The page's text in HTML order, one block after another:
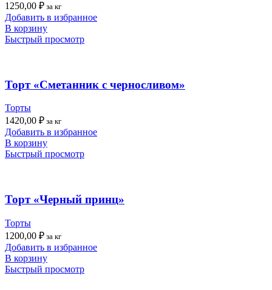
1250,00 ₽ за кг
Добавить в избранное
В корзину
Быстрый просмотр
Торт «Сметанник с черносливом»
Торты
1420,00 ₽ за кг
Добавить в избранное
В корзину
Быстрый просмотр
Торт «Черный принц»
Торты
1200,00 ₽ за кг
Добавить в избранное
В корзину
Быстрый просмотр